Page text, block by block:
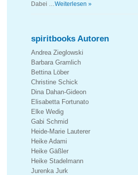
Dabei …Weiterlesen »
spiritbooks Autoren
Andrea Zieglowski
Barbara Gramlich
Bettina Löber
Christine Schick
Dina Dahan-Gideon
Elisabetta Fortunato
Elke Wedig
Gabi Schmid
Heide-Marie Lauterer
Heike Adami
Heike Gäßler
Heike Stadelmann
Jurenka Jurk